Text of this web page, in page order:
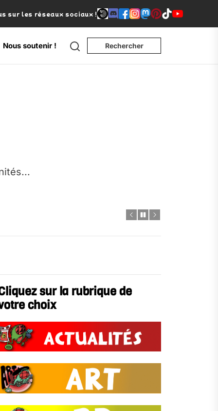
sur les réseaux sociaux !
Nous soutenir ! Search Rechercher
sur la rubrique de
choix